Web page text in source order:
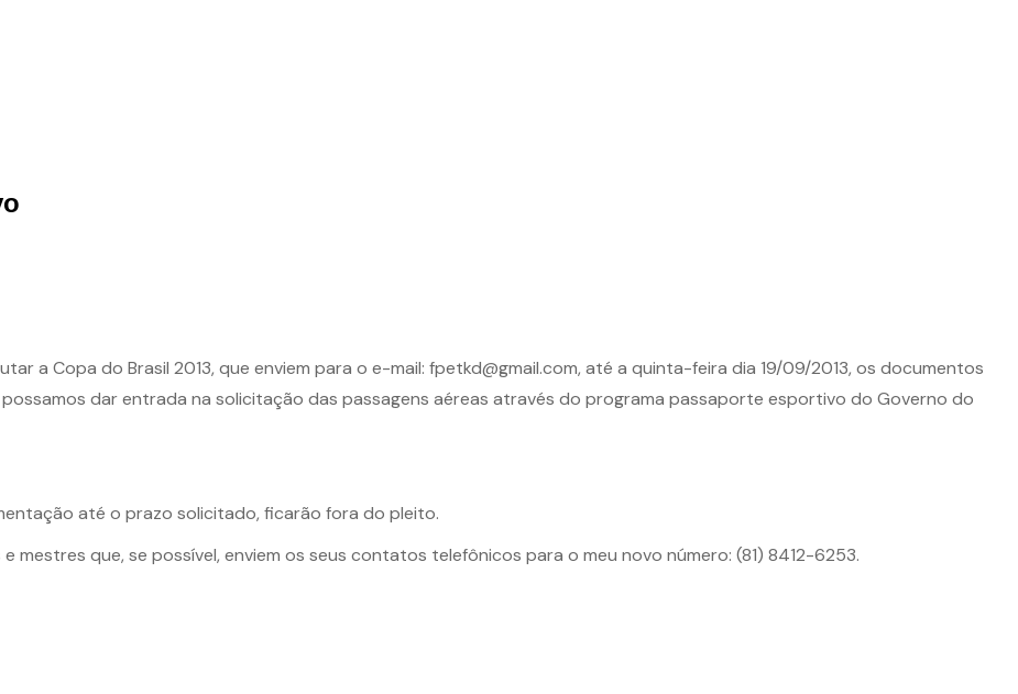
a Copa do Brasil 2013, que enviem para o e-mail: fpetkd@gmail.com, até a quinta-feira dia 19/09/2013, os documentos
dar entrada na solicitação das passagens aéreas através do programa passaporte esportivo do Governo do
até o prazo solicitado, ficarão fora do pleito.
que, se possível, enviem os seus contatos telefônicos para o meu novo número: (81) 8412-6253.